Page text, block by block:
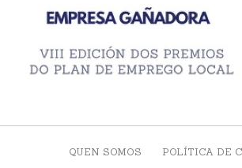
QUEN SOMOS
POLÍTICA DE